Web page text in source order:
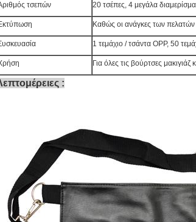
τσεπών 20 τσέπες, 4 μεγάλα
Καθώς οι ανάγκες των πελατών
1 τεμάχιο / τσάντα OPP, 50
Για όλες τις βούρτσες μακιγιάζ
: